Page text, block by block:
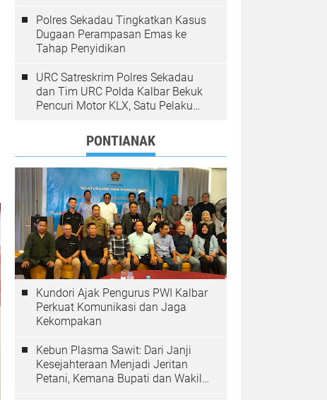
Polres Sekadau Tingkatkan Kasus
Dugaan Perampasan Emas ke
Tahap Penyidikan
URC Satreskrim Polres Sekadau
dan Tim URC Polda Kalbar Bekuk
Pencuri Motor KLX, Satu Pelaku
PONTIANAK
Kundori Ajak Pengurus PWI Kalbar
Perkuat Komunikasi dan Jaga
Kekompakan
Kebun Plasma Sawit: Dari Janji
Kesejahteraan Menjadi Jeritan
Petani, Kemana Bupati dan Wakil